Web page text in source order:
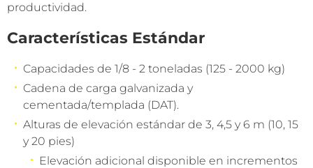
productividad.
Características Estándar
Capacidades de 1/8 - 2 toneladas (125 - 2000 kg)
Cadena de carga galvanizada y
cementada/templada (DAT).
Alturas de elevación estándar de 3, 4,5 y 6 m (10, 15
y 20 pies)
Elevación adicional disponible en incrementos